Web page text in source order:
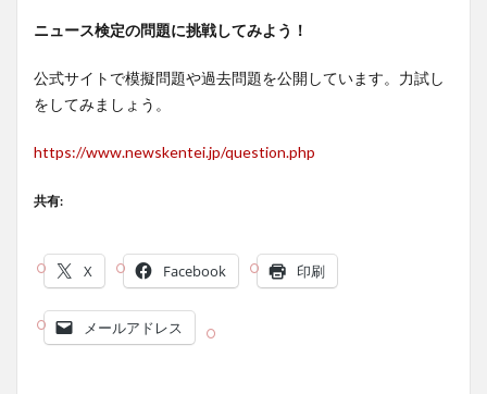
ニュース検定の問題に挑戦してみよう！
公式サイトで模擬問題や過去問題を公開しています。力試し
をしてみましょう。
https://www.newskentei.jp/question.php
共有:
X Facebook 印刷
メールアドレス